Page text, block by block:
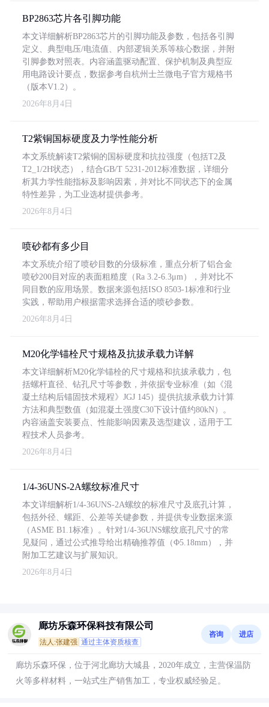
BP2863芯片各引脚功能
本文详细解析BP2863芯片的引脚功能及参数，包括各引脚
定义、典型电压/电流值、内部逻辑关系等核心数据，并附
引脚参数对照表。内容涵盖驱动配置、保护机制及典型应
用电路设计要点，数据参考自杭州士兰微电子官方规格书
（版本V1.2）。
2026年8月4日
T2紫铜国标硬度及力学性能分析
本文系统解读T2紫铜的国标硬度和抗拉强度（包括T2及
T2_1/2H状态），结合GB/T 5231-2012标准数据，详细分
析其力学性能指标及影响因素，并对比不同状态下的金属
特性差异，为工业选材提供参考。
2026年8月4日
喷砂都有多少目
本文系统介绍了喷砂目数的分级标准，重点分析了铝合金
喷砂200目对应的表面粗糙度（Ra 3.2-6.3μm），并对比不
同目数的应用场景。数据来源包括ISO 8503-1标准和行业
实践，帮助用户根据需求选择合适的喷砂参数。
2026年8月4日
M20化学锚栓尺寸规格及抗拔承载力详解
本文详细解析M20化学锚栓的尺寸规格和抗拔承载力，包
括螺杆直径、钻孔尺寸等参数，并依据专业标准（如《混
凝土结构后锚固技术规程》JGJ 145）提供抗拔承载力计算
方法和典型数值（如混凝土强度C30下设计值约80kN）。
内容涵盖安装要点、性能影响因素及选型建议，适用于工
程技术人员参考。
2026年8月4日
1/4-36UNS-2A螺纹标准尺寸
本文详细解析1/4-36UNS-2A螺纹的标准尺寸及底孔计算，
包括外径、螺距、公差等关键参数，并提供专业数据来源
（ASME B1.1标准）。针对1/4-36UNS螺纹底孔尺寸的常
见疑问，通过公式推导给出精确推荐值（Φ5.18mm），并
附加工艺建议与扩展知识。
2026年8月4日
廊坊乐森环保科技有限公司
法人:张建强 通过主体资质核查
咨询 进店
廊坊乐森环保，位于河北廊坊大城县，2020年成立，主营保温防
火等多样材料，一站式生产销售加工，专业权威经验足。